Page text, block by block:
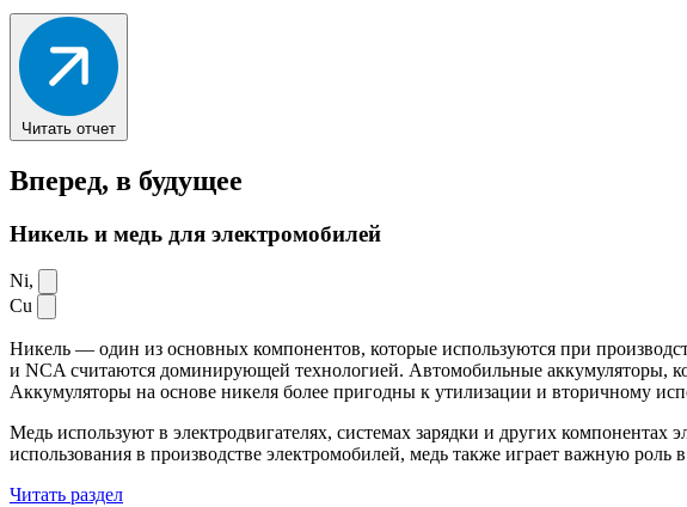
Читать отчет
Вперед, в будущее
Никель и медь для электромобилей
Ni,
Cu
Никель — один из основных компонентов, которые используются при
и NCA считаются доминирующей технологией. Автомобильные аккумуляторы,
Аккумуляторы на основе никеля более пригодны к утилизации и вторичному
Медь используют в электродвигателях, системах зарядки и других
использования в производстве электромобилей, медь также играет важную роль
Читать раздел